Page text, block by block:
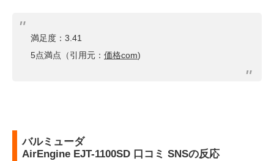
満足度：3.41
5点満点（引用元： 価格com)
バルミューダ
AirEngine EJT-1100SD 口コミ SNSの反応